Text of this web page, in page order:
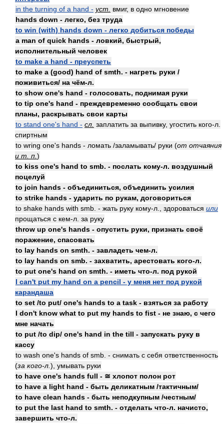
in the turning of a hand - уст.
вмиг, в одно мгновение
hands down - легко, без труда
to win (with) hands down - легко добиться победы
a man of quick hands - ловкий, быстрый,
исполнительный человек
to make a hand - преуспеть
to make a (good) hand of smth. - нагреть руки /
поживиться/ на чём-л.
to show one's hand - голосовать, поднимая руки
to tip one's hand - преждевременно сообщать свои
планы, раскрывать свои карты
to stand one's hand - сл. заплатить за выпивку, угостить кого-л.
спиртным
to wring one's hands - ломать /заламывать/ руки (от отчаяния
и т. п. )
to kiss one's hand to smb. - послать кому-л. воздушный
поцелуй
to join hands - объединиться, объединить усилия
to strike hands - ударить по рукам, договориться
to shake hands with smb. - жать руку кому-л., здороваться или
прощаться с кем-л. за руку
throw up one's hands - опустить руки, признать своё
поражение, спасовать
to lay hands on smth. - завладеть чем-л.
to lay hands on smb. - захватить, арестовать кого-л.
to put one's hand on smth. - иметь что-л. под рукой
I can't put my hand on a pencil - у меня нет под рукой
карандаша
to set /to put/ one's hands to a task - взяться за работу
I don't know what to put my hands to fist - не знаю, с чего
мне начать
to put /to dip/ one's hand in the till - запускать руку в
кассу
to wash one's hands of smb. - снимать с себя ответственность
(за кого-л. ), умывать руки
to have one's hands full - ≅ хлопот полон рот
to have a light hand - быть деликатным /тактичным/
to have clean hands - быть неподкупным /честным/
to put the last hand to smth. - отделать что-л. начисто,
завершить что-л.